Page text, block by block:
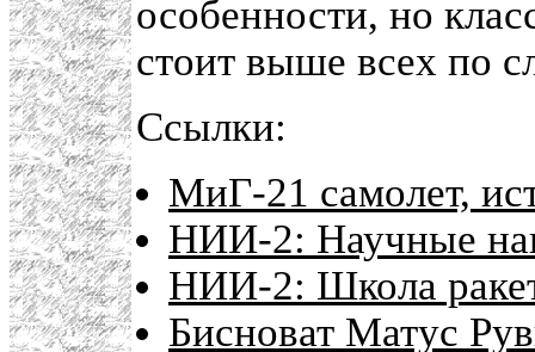
особенности, но
стоит выше всех по
Ссылки:
МиГ-21 самолет,
НИИ-2: Научные
НИИ-2: Школа
Бисноват Матус